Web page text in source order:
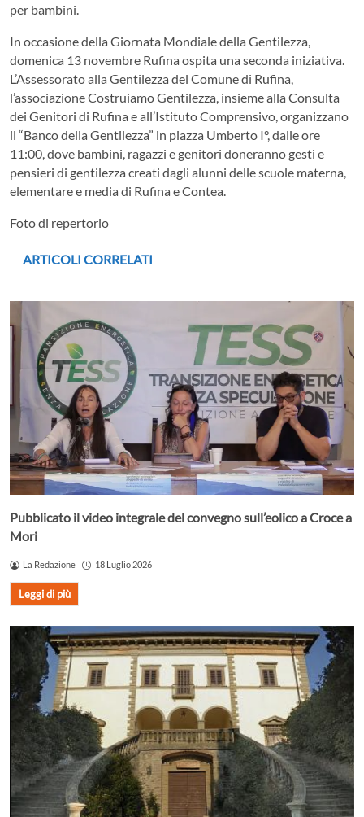
per bambini.
In occasione della Giornata Mondiale della Gentilezza,
domenica 13 novembre Rufina ospita una seconda iniziativa.
L’Assessorato alla Gentilezza del Comune di Rufina,
l’associazione Costruiamo Gentilezza, insieme alla Consulta
dei Genitori di Rufina e all’Istituto Comprensivo, organizzano
il “Banco della Gentilezza” in piazza Umberto I°, dalle ore
11:00, dove bambini, ragazzi e genitori doneranno gesti e
pensieri di gentilezza creati dagli alunni delle scuole materna,
elementare e media di Rufina e Contea.
Foto di repertorio
ARTICOLI CORRELATI
Pubblicato il video integrale del convegno sull’eolico a Croce a
Mori
La Redazione 18 Luglio 2026
Leggi di più